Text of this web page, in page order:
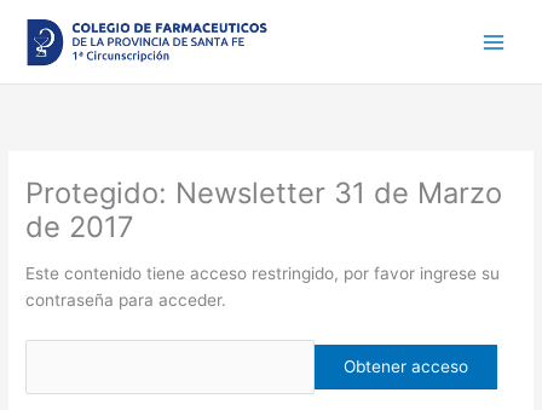
contenido
Protegido: Newsletter 31 de Marzo
de 2017
Este contenido tiene acceso restringido, por favor ingrese su
contraseña para acceder.